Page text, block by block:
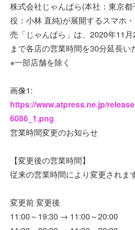
株式会社じゃんぱら(本社：東京
役：小林 直純)が展開するスマホ
売「じゃんぱら」は、2020年11
まで各店の営業時間を30分延長い
※一部店舗を除く
画像1:
https://www.atpress.ne.jp/
6086_1.png
営業時間変更のお知らせ
【変更後の営業時間】
従来の営業時間により変更されます
変更前 変更後
11:00～19:30 → 11:00～20:00